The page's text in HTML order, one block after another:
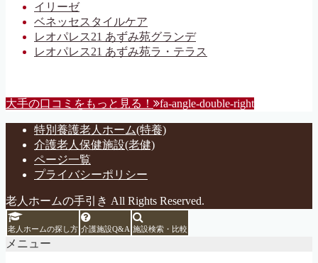
イリーゼ
ベネッセスタイルケア
レオパレス21 あずみ苑グランデ
レオパレス21 あずみ苑ラ・テラス
大手の口コミをもっと見る！ fa-angle-double-right
特別養護老人ホーム(特養)
介護老人保健施設(老健)
ページ一覧
プライバシーポリシー
老人ホームの手引き All Rights Reserved.
老人ホームの探し方 介護施設Q&A 施設検索・比較
メニュー